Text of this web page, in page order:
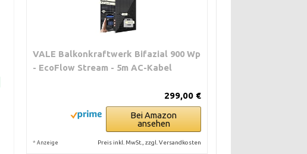
VALE Balkonkraftwerk Bifazial 900 Wp
- EcoFlow Stream - 5m AC-Kabel
299,00 €
Bei Amazon
ansehen
* Anzeige Preis inkl. MwSt., zzgl. Versandkosten